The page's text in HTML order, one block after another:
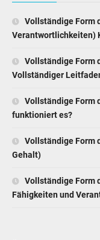
Vollständige Form
Verantwortlichkeiten)
Vollständige Form
Vollständiger
Vollständige Form
funktioniert es?
Vollständige Form
Gehalt)
Vollständige Form
Fähigkeiten und